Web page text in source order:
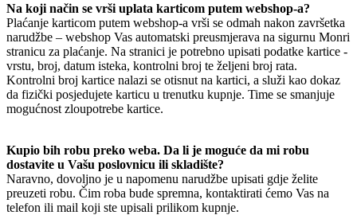
Na koji način se vrši uplata karticom putem webshop-a?
Plaćanje karticom putem webshop-a vrši se odmah nakon završetka
narudžbe – webshop Vas automatski preusmjerava na sigurnu Monri
stranicu za plaćanje. Na stranici je potrebno upisati podatke kartice -
vrstu, broj, datum isteka, kontrolni broj te željeni broj rata.
Kontrolni broj kartice nalazi se otisnut na kartici, a služi kao dokaz
da fizički posjedujete karticu u trenutku kupnje. Time se smanjuje
mogućnost zloupotrebe kartice.
Kupio bih robu preko weba. Da li je moguće da mi robu
dostavite u Vašu poslovnicu ili skladište?
Naravno, dovoljno je u napomenu narudžbe upisati gdje želite
preuzeti robu. Čim roba bude spremna, kontaktirati ćemo Vas na
telefon ili mail koji ste upisali prilikom kupnje.